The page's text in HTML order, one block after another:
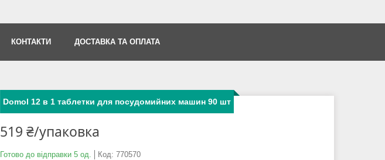
КОНТАКТИ ДОСТАВКА ТА ОПЛАТА
Domol 12 в 1 таблетки для посудомийних машин 90 шт
519 ₴/упаковка
Готово до відправки 5 од. Код: 770570